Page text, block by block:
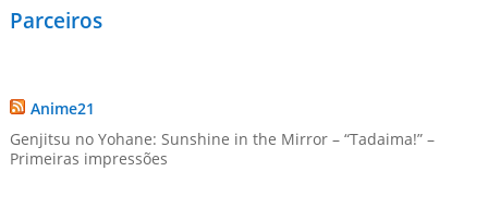
Parceiros
Anime21
Genjitsu no Yohane: Sunshine in the Mirror – “Tadaima!” –
Primeiras impressões